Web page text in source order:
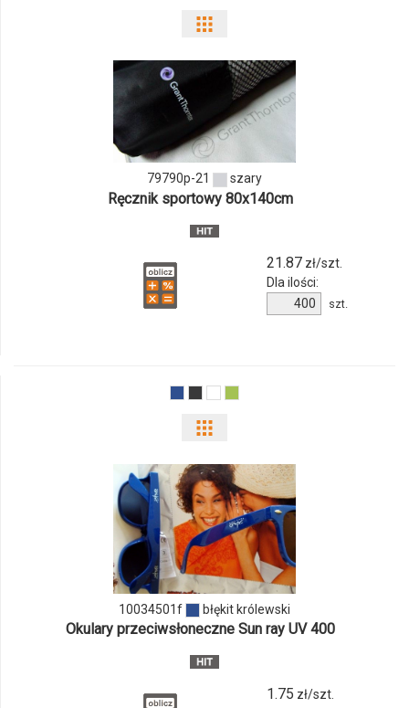
odmiany
ilości
produktu
79790p-
21
79790p-21 szary
Ręcznik sportowy 80x140cm
21.87zł/szt.
Dla ilości:
produktu
szt.
odmiany
i
ilości
produktu
10034501f
10034501f błękit królewski
Okulary przeciwsłoneczne Sun ray UV 400
1.75 zł/szt.